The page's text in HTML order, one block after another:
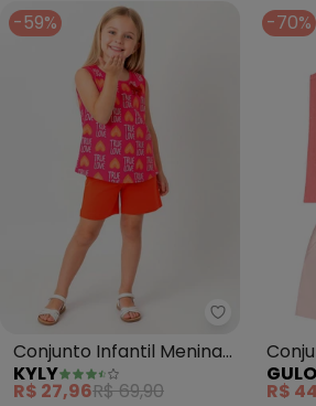
-59%
Kyly -
Conjunto Infantil Menina
Coração (Rosa)
KYLY
R$ 27,96R$ 69,90
-70%
R$